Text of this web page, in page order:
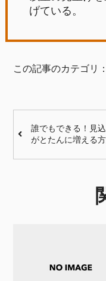
げている。
この記事のカテゴリ：
誰でもできる！見
がとたんに増える